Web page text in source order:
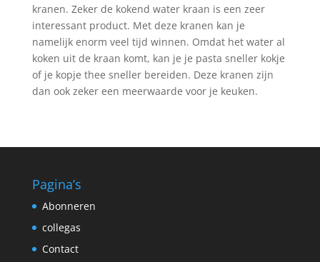
kranen. Zeker de kokend water kraan is een zeer
interessant product. Met deze kranen kan je
namelijk enorm veel tijd winnen. Omdat het water al
koken uit de kraan komt, kan je je pasta sneller kokje
of je kopje thee sneller bereiden. Deze kranen zijn
dan ook zeker een meerwaarde voor je keuken.
Pagina’s
Abonneren
collegas
Contact